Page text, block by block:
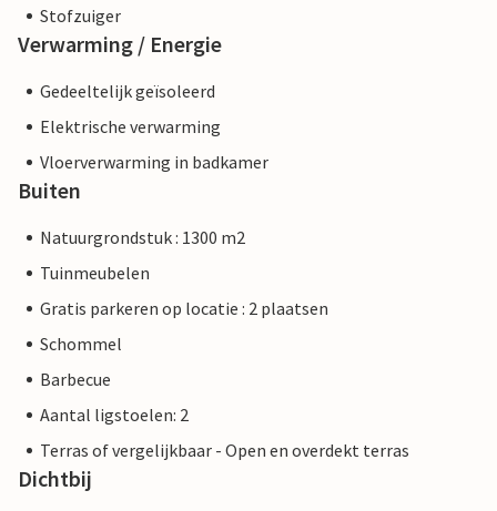
Stofzuiger
Verwarming / Energie
Gedeeltelijk geïsoleerd
Elektrische verwarming
Vloerverwarming in badkamer
Buiten
Natuurgrondstuk : 1300 m2
Tuinmeubelen
Gratis parkeren op locatie : 2 plaatsen
Schommel
Barbecue
Aantal ligstoelen: 2
Terras of vergelijkbaar - Open en overdekt terras
Dichtbij